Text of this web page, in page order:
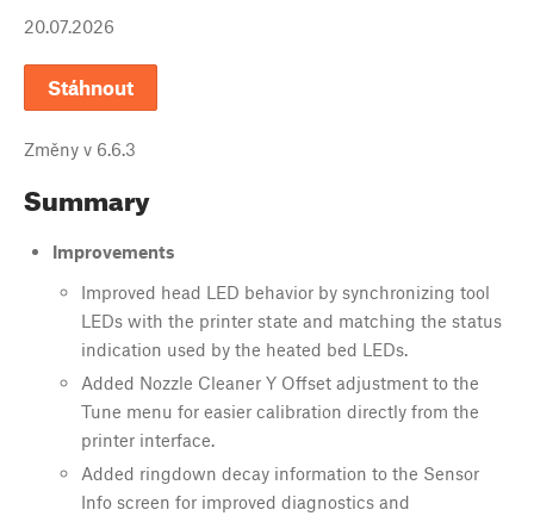
20.07.2026
Stáhnout
Změny v 6.6.3
Summary
Improvements
Improved head LED behavior by synchronizing tool
LEDs with the printer state and matching the status
indication used by the heated bed LEDs.
Added Nozzle Cleaner Y Offset adjustment to the
Tune menu for easier calibration directly from the
printer interface.
Added ringdown decay information to the Sensor
Info screen for improved diagnostics and